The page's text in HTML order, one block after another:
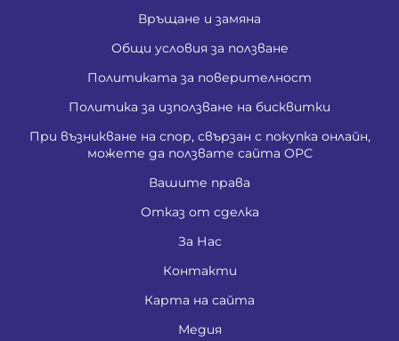
Връщане и замяна
Общи условия за ползване
Политиката за поверителност
Политика за използване на бисквитки
При възникване на спор, свързан с покупка онлайн,
можете да ползвате сайта ОРС
Вашите права
Отказ от сделка
За Нас
Контакти
Карта на сайта
Медия